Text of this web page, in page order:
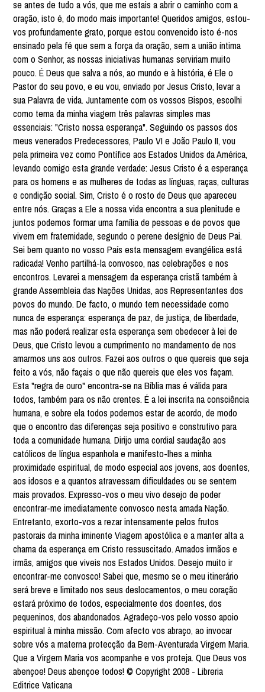
se antes de tudo a vós, que me estais a abrir o caminho com a
oração, isto é, do modo mais importante! Queridos amigos, estou-
vos profundamente grato, porque estou convencido isto é-nos
ensinado pela fé que sem a força da oração, sem a união íntima
com o Senhor, as nossas iniciativas humanas serviriam muito
pouco. É Deus que salva a nós, ao mundo e à história, é Ele o
Pastor do seu povo, e eu vou, enviado por Jesus Cristo, levar a
sua Palavra de vida. Juntamente com os vossos Bispos, escolhi
como tema da minha viagem três palavras simples mas
essenciais: "Cristo nossa esperança". Seguindo os passos dos
meus venerados Predecessores, Paulo VI e João Paulo II, vou
pela primeira vez como Pontífice aos Estados Unidos da América,
levando comigo esta grande verdade: Jesus Cristo é a esperança
para os homens e as mulheres de todas as línguas, raças, culturas
e condição social. Sim, Cristo é o rosto de Deus que apareceu
entre nós. Graças a Ele a nossa vida encontra a sua plenitude e
juntos podemos formar uma família de pessoas e de povos que
vivem em fraternidade, segundo o perene desígnio de Deus Pai.
Sei bem quanto no vosso País esta mensagem evangélica está
radicada! Venho partilhá-la convosco, nas celebrações e nos
encontros. Levarei a mensagem da esperança cristã também à
grande Assembleia das Nações Unidas, aos Representantes dos
povos do mundo. De facto, o mundo tem necessidade como
nunca de esperança: esperança de paz, de justiça, de liberdade,
mas não poderá realizar esta esperança sem obedecer à lei de
Deus, que Cristo levou a cumprimento no mandamento de nos
amarmos uns aos outros. Fazei aos outros o que quereis que seja
feito a vós, não façais o que não quereis que eles vos façam.
Esta "regra de ouro" encontra-se na Bíblia mas é válida para
todos, também para os não crentes. É a lei inscrita na consciência
humana, e sobre ela todos podemos estar de acordo, de modo
que o encontro das diferenças seja positivo e construtivo para
toda a comunidade humana. Dirijo uma cordial saudação aos
católicos de língua espanhola e manifesto-lhes a minha
proximidade espiritual, de modo especial aos jovens, aos doentes,
aos idosos e a quantos atravessam dificuldades ou se sentem
mais provados. Expresso-vos o meu vivo desejo de poder
encontrar-me imediatamente convosco nesta amada Nação.
Entretanto, exorto-vos a rezar intensamente pelos frutos
pastorais da minha iminente Viagem apostólica e a manter alta a
chama da esperança em Cristo ressuscitado. Amados irmãos e
irmãs, amigos que viveis nos Estados Unidos. Desejo muito ir
encontrar-me convosco! Sabei que, mesmo se o meu itinerário
será breve e limitado nos seus deslocamentos, o meu coração
estará próximo de todos, especialmente dos doentes, dos
pequeninos, dos abandonados. Agradeço-vos pelo vosso apoio
espiritual à minha missão. Com afecto vos abraço, ao invocar
sobre vós a materna protecção da Bem-Aventurada Virgem Maria.
Que a Virgem Maria vos acompanhe e vos proteja. Que Deus vos
abençoe! Deus abençoe todos! © Copyright 2008 - Libreria
Editrice Vaticana